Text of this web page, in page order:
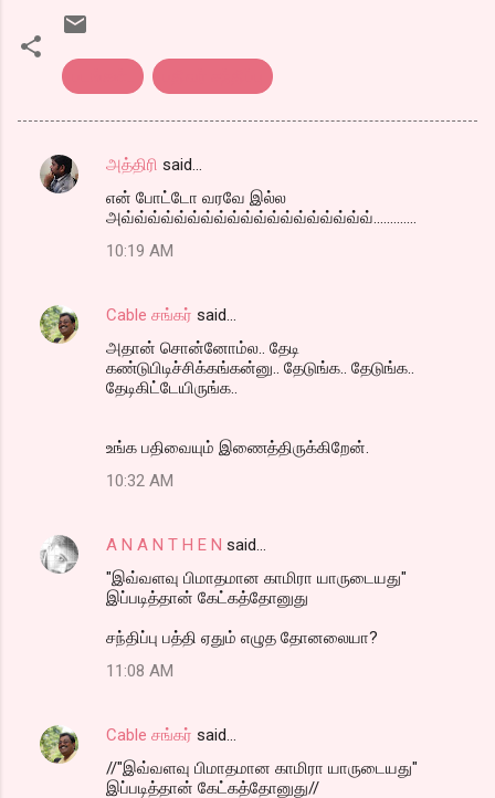
C
n
அத்திரி said…
என் போட்டோ வரவே இல்ல
அவ்வ்வ்வ்வ்வ்வ்வ்வ்வ்வ்வ்வ்வ்வ்வ்வ்வ்வ்.............
10:19 AM
Cable சங்கர் said…
அதான் சொன்னோம்ல.. தேடி
கண்டுபிடிச்சிக்கங்கன்னு.. தேடுங்க.. தேடுங்க..
தேடிகிட்டேயிருங்க..
உங்க பதிவையும் இணைத்திருக்கிறேன்.
10:32 AM
A N A N T H E N said…
"இவ்வளவு பிமாதமான காமிரா யாருடையது"
இப்படித்தான் கேட்கத்தோனுது
சந்திப்பு பத்தி ஏதும் எழுத தோனலையா?
11:08 AM
Cable சங்கர் said…
//"இவ்வளவு பிமாதமான காமிரா யாருடையது"
இப்படித்தான் கேட்கத்தோனுது//